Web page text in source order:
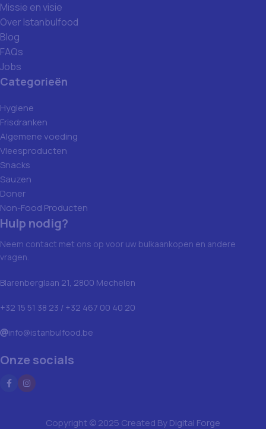
Missie en visie
Over Istanbulfood
Blog
FAQs
Jobs
Categorieën
Hygiene
Frisdranken
Algemene voeding
Vleesproducten
Snacks
Sauzen
Doner
Non-Food Producten
Hulp nodig?
Neem contact met ons op voor uw bulkaankopen en andere
vragen.
Blarenberglaan 21, 2800 Mechelen
+32 15 51 38 23 / +32 467 00 40 20
info@istanbulfood.be
Onze socials
Copyright © 2025 Created ByDigital Forge